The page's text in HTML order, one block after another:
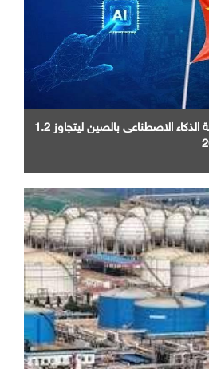
40% زيادة في حجم صناعة الذكاء الاصطناعى بالصين ليتجاوز 1.2